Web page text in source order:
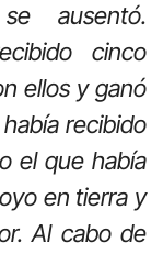
ausentó.
cinco
ellos y ganó
recibido
el que había
en tierra y
Al cabo de